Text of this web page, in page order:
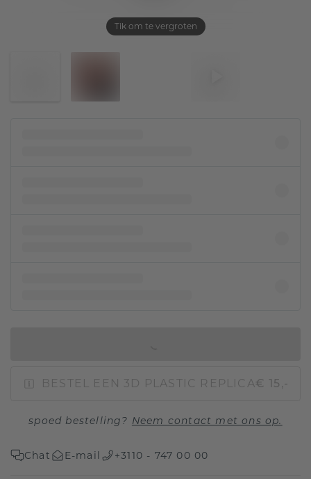
Tik om te vergroten
BESTEL EEN 3D PLASTIC REPLICA€ 15,-
spoed bestelling? Neem contact met ons op.
Chat E-mail +3110 - 747 00 00